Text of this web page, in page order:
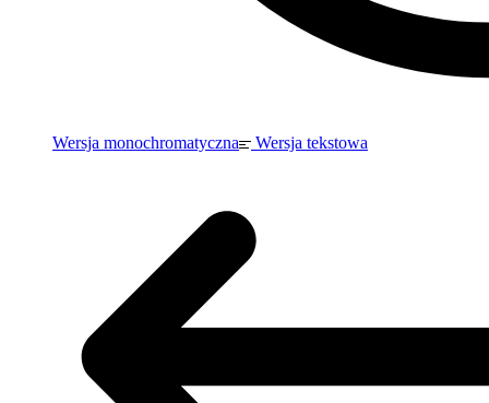
Wersja monochromatyczna Wersja tekstowa